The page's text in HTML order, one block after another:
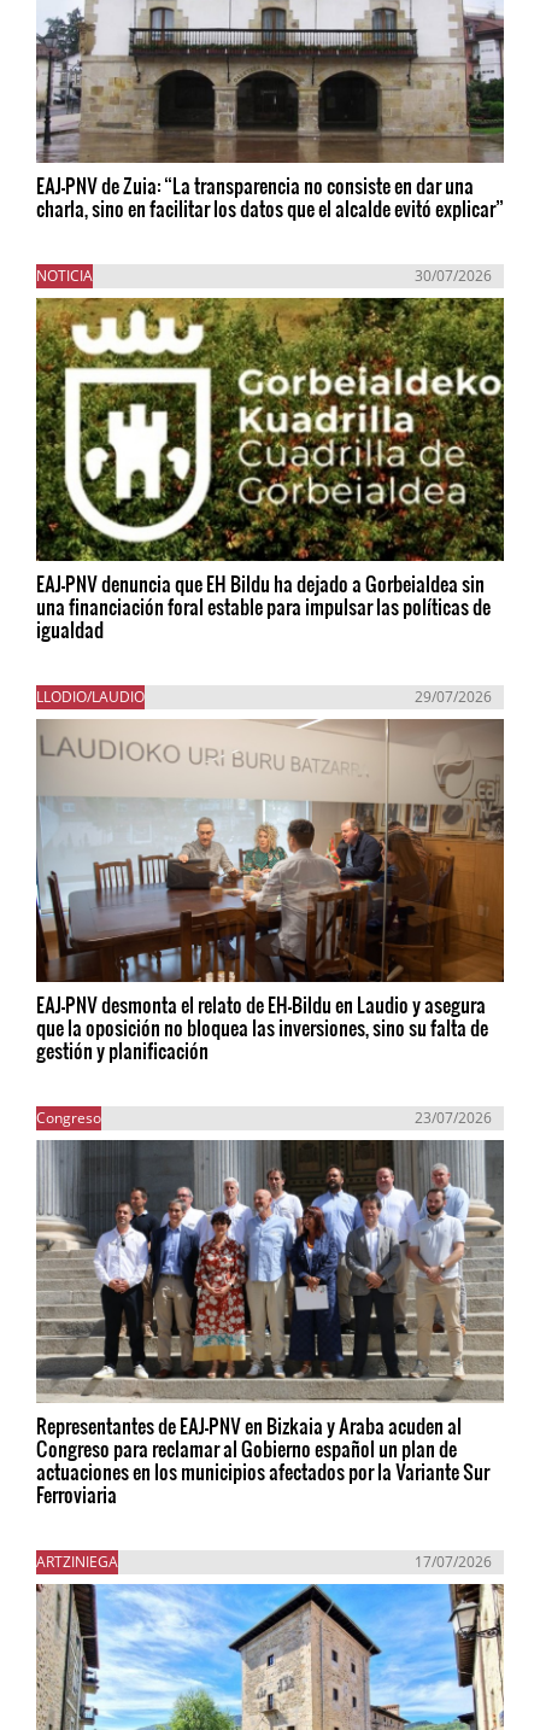
EAJ-PNV de Zuia: “La transparencia no consiste en dar una
charla, sino en facilitar los datos que el alcalde evitó explicar”
NOTICIA 30/07/2026
EAJ-PNV denuncia que EH Bildu ha dejado a Gorbeialdea sin
una financiación foral estable para impulsar las políticas de
igualdad
LLODIO/LAUDIO 29/07/2026
EAJ-PNV desmonta el relato de EH-Bildu en Laudio y asegura
que la oposición no bloquea las inversiones, sino su falta de
gestión y planificación
Congreso 23/07/2026
Representantes de EAJ-PNV en Bizkaia y Araba acuden al
Congreso para reclamar al Gobierno español un plan de
actuaciones en los municipios afectados por la Variante Sur
Ferroviaria
ARTZINIEGA 17/07/2026